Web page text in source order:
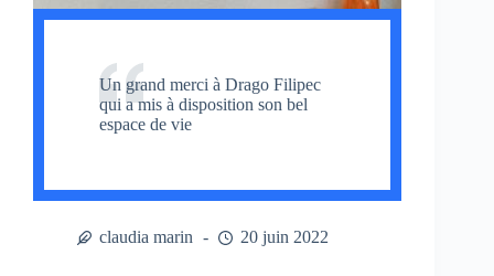
Un grand merci à Drago Filipec
qui a mis à disposition son bel
espace de vie
claudia marin 20 juin 2022